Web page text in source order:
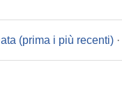
(prima i più recenti) ·